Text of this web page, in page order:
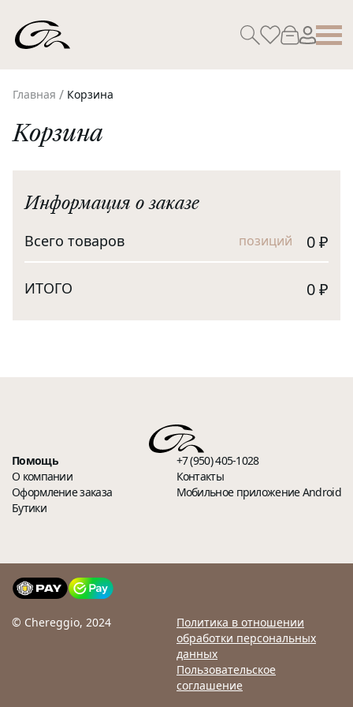
Главная / Корзина
Корзина
Информация о заказе
Всего товаров позиций 0₽
ИТОГО 0₽
Помощь
О компании
Оформление заказа
Бутики
+7 (950) 405-1028
Контакты
Мобильное приложение Android
© Chereggio, 2024
Политика в отношении
обработки персональных
данных
Пользовательское
соглашение